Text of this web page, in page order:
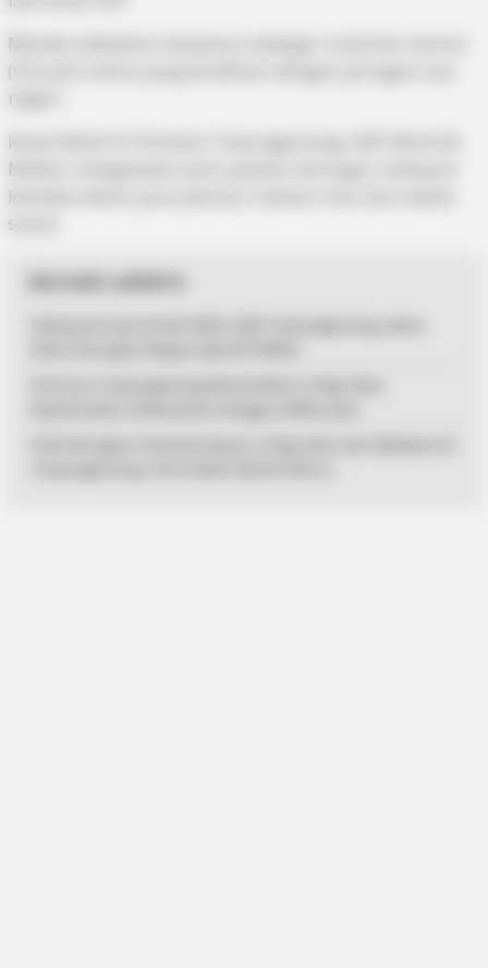
Mereka diketahui berperan sebagai customer service
(CS) judi online yang terafiliasi dengan jaringan luar
negeri.
Kasat Reskrim Polresta Tanjungpinang, AKP Wamilik
Mabel, mengatakan para pelaku bertugas melayani
kendala teknis para pemain melalui live chat media
sosial.